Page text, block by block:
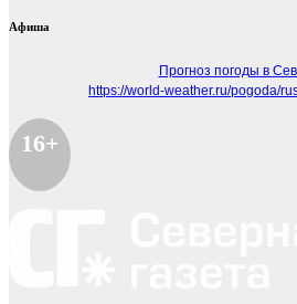
Афиша
Прогноз погоды в
https://world-weather.ru/pogoda/
16+